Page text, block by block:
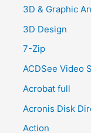
f
o
r
3D & Graphic
3D Design
7-Zip
ACDSee Video
Acrobat full
Acronis Disk
Action